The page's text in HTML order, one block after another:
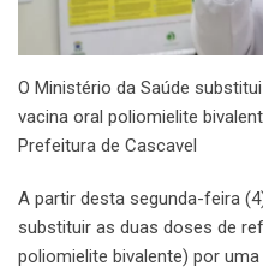
O Ministério da Saúde
vacina oral poliomielite
Prefeitura de Cascavel
A partir desta segunda-feira
substituir as duas doses de
poliomielite bivalente) por